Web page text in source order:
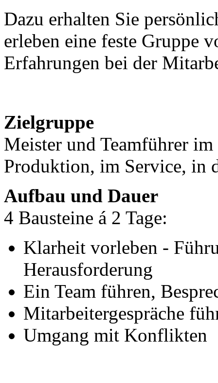
Dazu erhalten Sie
erleben eine feste Gruppe
Erfahrungen bei der
Zielgruppe
Meister und Teamführer
Produktion, im Service, in
Aufbau und Dauer
4 Bausteine á 2 Tage:
Klarheit vorleben -
Herausforderung
Ein Team führen,
Mitarbeitergespräche
Umgang mit Konflikten